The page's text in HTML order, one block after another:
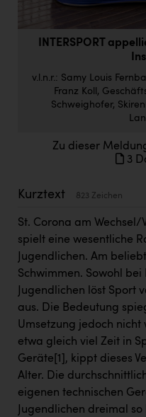
ERLUS AG
Firmenradl
HIG Infomotion Group
Immotech
INTERSPAR
INTERSPORT Austria
Jesolo
Jane Goodall Institute
Kärcher
Karin Liedl
KEBA
KIWI Kinderwunsch
INTERSPORT
v.l.n.r.: Samy Louis
Franz Koll,
Schweighofer,
Zu dieser
3
Kurztext 823 Zeichen
St. Corona am Wechsel/
spielt eine wesentliche
Jugendlichen. Am
Schwimmen. Sowohl bei
Jugendlichen löst Sport
aus. Die Bedeutung
Umsetzung jedoch nicht
etwa gleich viel Zeit in
Geräte [1] , kippt dieses
Alter. Die
eigenen technischen
Jugendlichen dreimal